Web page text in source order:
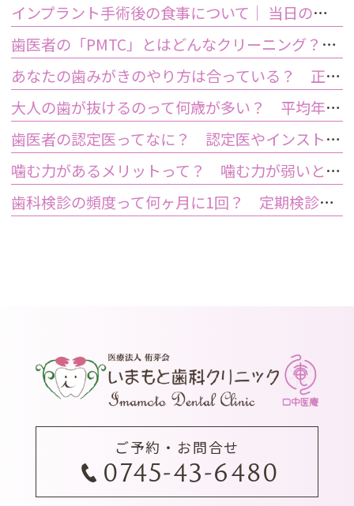
インプラント手術後の食事について｜ 当日の注意点・いつから普通の食事ができる？
歯医者の「PMTC」とはどんなクリーニング？スケーリングとは何が違うの？
あなたの歯みがきのやり方は合っている？ 正しい歯みがき方法と間違った方法
大人の歯が抜けるのって何歳が多い？ 平均年齢と原因について
歯医者の認定医ってなに？ 認定医やインストラクターの資格を持つ歯医者のメリット
噛む力があるメリットって？ 噛む力が弱いとどうなるの？
歯科検診の頻度って何ヶ月に1回？ 定期検診って何するの？
ご予約・お問合せ
0745-43-6480